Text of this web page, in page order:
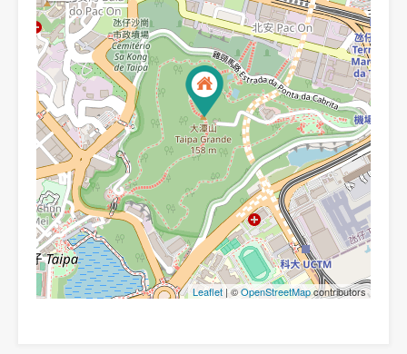
Leaflet | ©OpenStreetMapcontributors